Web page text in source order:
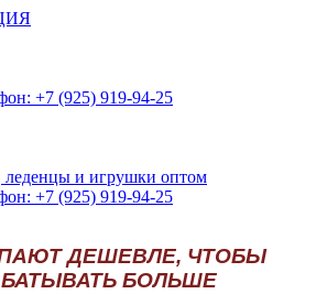
+7 (925) 919-94-25
+7 (925) 919-94-25
ДЕШЕВЛЕ, ЧТОБЫ
БОЛЬШЕ